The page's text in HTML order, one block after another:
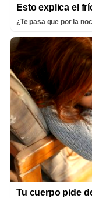
Esto explica el
¿Te pasa que por la
Tu cuerpo pide